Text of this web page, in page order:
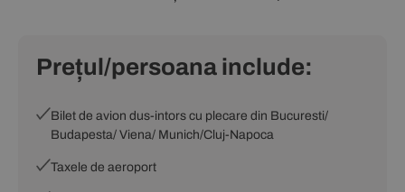
Prețul/persoana include:
Bilet de avion dus-intors cu plecare din Bucuresti/
Budapesta/ Viena/ Munich/Cluj-Napoca
Taxele de aeroport